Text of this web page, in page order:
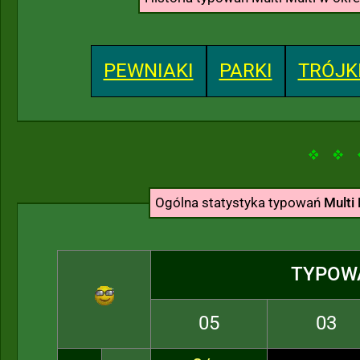
PEWNIAKI PARKI
Ogólna statystyka typowań Multi
05
03